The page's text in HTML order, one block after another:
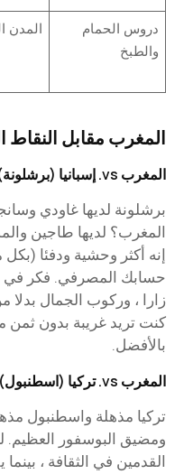
دروس الحمام
والطبخ
المدن
المغرب مقابل النقاط
المغرب vs. إسبانيا (برشلونة)
برشلونة لديها غاودي
المغرب؟ لديها طاجين
إنه أكثر وحشية ودفئا
حسابك المصرفي. فكر في
زارا ، وركوب الجمال بدلا
كنت تريد غريبة بدون ثمن
بالأفضل.
المغرب vs. تركيا (اسطنبول)
تركيا مذهلة واسطنبول
ومضيق البوسفور
القدمين في الثقافة ،